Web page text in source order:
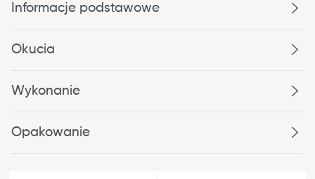
Informacje podstawowe
Okucia
Wykonanie
Opakowanie